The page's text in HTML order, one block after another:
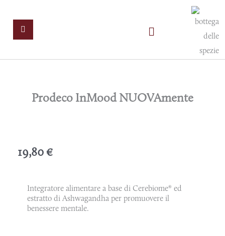
BlogProdeco InMood NUOVAmente
19,80€
Integratore alimentare a base di Cerebiome® ed
estratto di Ashwagandha per promuovere il
benessere mentale.